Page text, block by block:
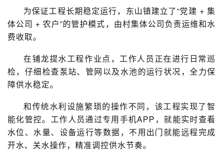
为保证工程长期稳定运行，东山镇建立了“党建 + 集
体公司 + 农户”的管护模式，由村集体公司负责运维和水
费收取。
在铺龙提水工程作业点，工作人员正在进行日常巡
检，仔细检查泵站、管网以及水池的运行状况，全力保
障供水稳定。
和传统水利设施繁琐的操作不同，该工程实现了智
能化管控。工作人员通过专用手机APP，就能实时查看
水位、水量、设备运行等数据，不用出门就能远程完成
开水、关水操作，精准调控供水节奏。